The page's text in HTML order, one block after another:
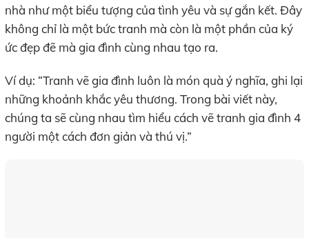
nhà như một biểu tượng của tình yêu và sự gắn kết. Đây
không chỉ là một bức tranh mà còn là một phần của ký
ức đẹp đẽ mà gia đình cùng nhau tạo ra.
Ví dụ: “Tranh vẽ gia đình luôn là món quà ý nghĩa, ghi lại
những khoảnh khắc yêu thương. Trong bài viết này,
chúng ta sẽ cùng nhau tìm hiểu cách vẽ tranh gia đình 4
người một cách đơn giản và thú vị.”